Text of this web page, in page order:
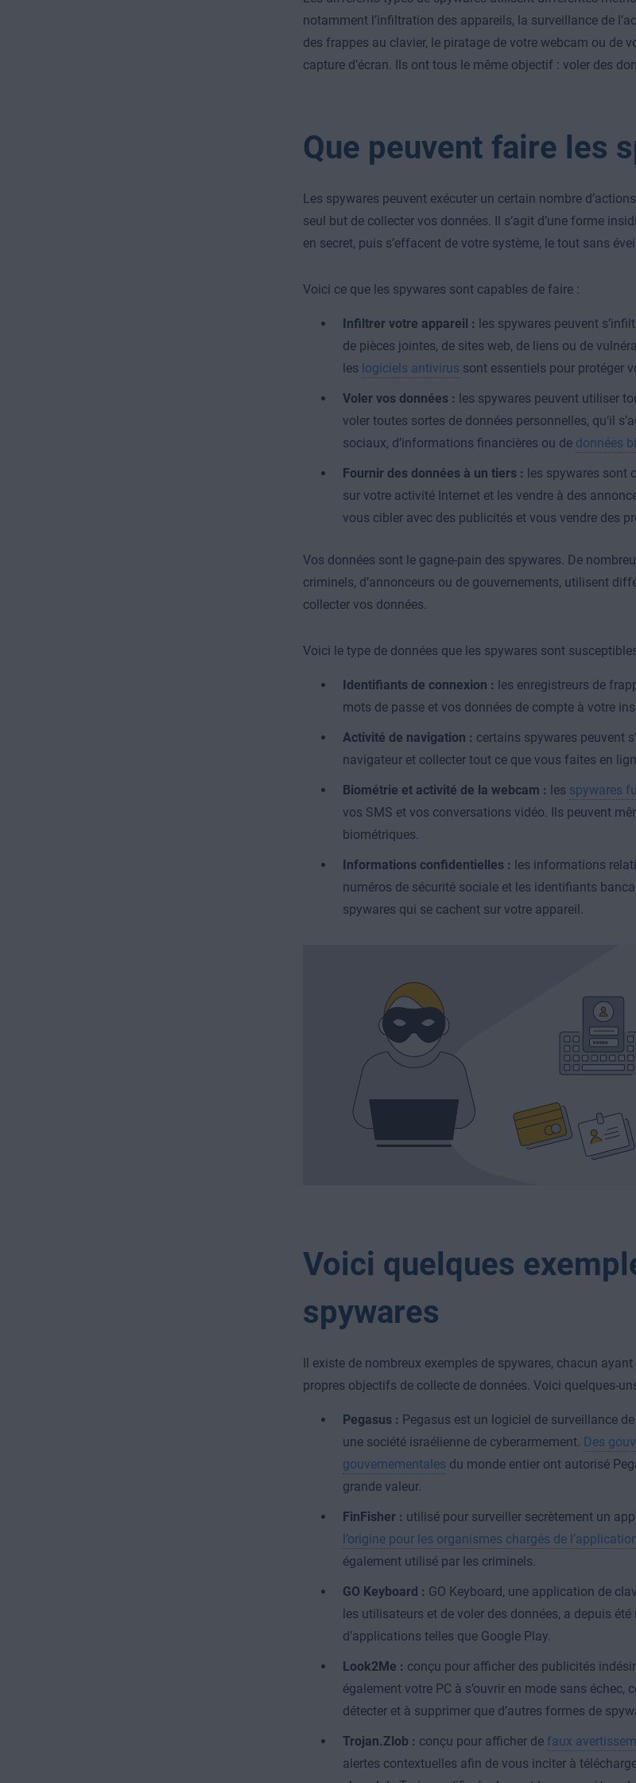
notamment l’infiltration des appareils, la surveillance de
des frappes au clavier, le piratage de votre webcam ou de
capture d’écran. Ils ont tous le même objectif : voler des
Que peuvent faire les
Les spywares peuvent exécuter un certain nombre
seul but de collecter vos données. Il s’agit d’une forme
en secret, puis s’effacent de votre système, le tout sans
Voici ce que les spywares sont capables de faire :
Infiltrer votre appareil : les spywares peuvent
de pièces jointes, de sites web, de liens ou de
les logiciels antivirus sont essentiels pour protéger
Voler vos données : les spywares peuvent utiliser
voler toutes sortes de données personnelles, qu’il
sociaux, d’informations financières ou de données
Fournir des données à un tiers : les spywares sont
sur votre activité Internet et les vendre à des
vous cibler avec des publicités et vous vendre des
Vos données sont le gagne-pain des spywares. De
criminels, d’annonceurs ou de gouvernements, utilisent
collecter vos données.
Voici le type de données que les spywares sont
Identifiants de connexion : les enregistreurs de
mots de passe et vos données de compte à votre
Activité de navigation : certains spywares peuvent
navigateur et collecter tout ce que vous faites en
Biométrie et activité de la webcam : les spywares
vos SMS et vos conversations vidéo. Ils peuvent
biométriques.
Informations confidentielles : les informations
numéros de sécurité sociale et les identifiants
spywares qui se cachent sur votre appareil.
Voici quelques
spywares
Il existe de nombreux exemples de spywares, chacun
propres objectifs de collecte de données. Voici quelques-
Pegasus : Pegasus est un logiciel de surveillance
une société israélienne de cyberarmement. Des
gouvernementales du monde entier ont autorisé
grande valeur.
FinFisher : utilisé pour surveiller secrètement un
l’origine pour les organismes chargés de
également utilisé par les criminels.
GO Keyboard : GO Keyboard, une application de
les utilisateurs et de voler des données, a depuis
d’applications telles que Google Play.
Look2Me : conçu pour afficher des publicités
également votre PC à s’ouvrir en mode sans échec,
détecter et à supprimer que d’autres formes de
Trojan.Zlob : conçu pour afficher de faux
alertes contextuelles afin de vous inciter à